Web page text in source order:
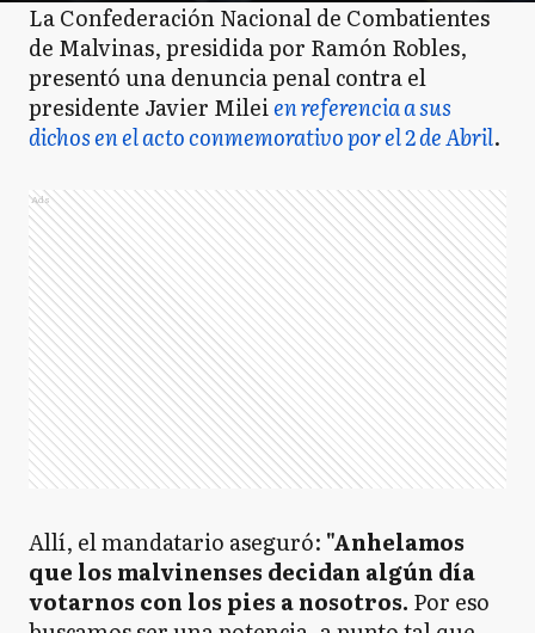
La Confederación Nacional de Combatientes
de Malvinas, presidida por Ramón Robles,
presentó una denuncia penal contra el
presidente Javier Mileien referencia a sus
dichos en el acto conmemorativo por el 2 de Abril.
Ads
Allí, el mandatario aseguró: "Anhelamos
que los malvinenses decidan algún día
votarnos con los pies a nosotros. Por eso